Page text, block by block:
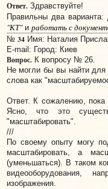
Ответ.Здравствуйте!
Правильны два варианта:
"КТ"и работать с
№ 34Имя: Наталия
E-mail: Город: Киев
Вопрос.К вопросу № 26.
Не могли бы вы найти для
слова как
Ответ. К сожалению, пока
Ясно, что это
"масштабировать".
///
По своему опыту могу
масштабировать, а
(уменьшаться). В таком
видеооборудования,
изображения.